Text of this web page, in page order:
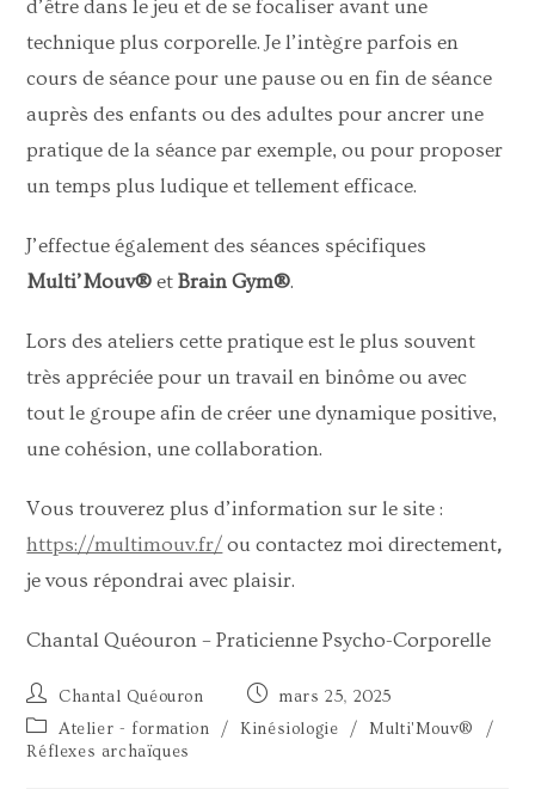
d’être dans le jeu et de se focaliser avant une
technique plus corporelle. Je l’intègre parfois en
cours de séance pour une pause ou en fin de séance
auprès des enfants ou des adultes pour ancrer une
pratique de la séance par exemple, ou pour proposer
un temps plus ludique et tellement efficace.
J’effectue également des séances spécifiques
Multi’Mouv® etBrain Gym®.
Lors des ateliers cette pratique est le plus souvent
très appréciée pour un travail en binôme ou avec
tout le groupe afin de créer une dynamique positive,
une cohésion, une collaboration.
Vous trouverez plus d’information sur le site :
https://multimouv.fr/ ou contactez moi directement,
je vous répondrai avec plaisir.
Chantal Quéouron – Praticienne Psycho-Corporelle
Chantal Quéouron
mars 25, 2025
Atelier - formation
/ Kinésiologie / Multi'Mouv®
/
Réflexes archaïques